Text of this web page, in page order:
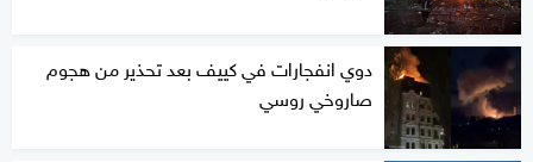
دوي انفجارات في كييف بعد تحذير من هجوم
صاروخي روسي